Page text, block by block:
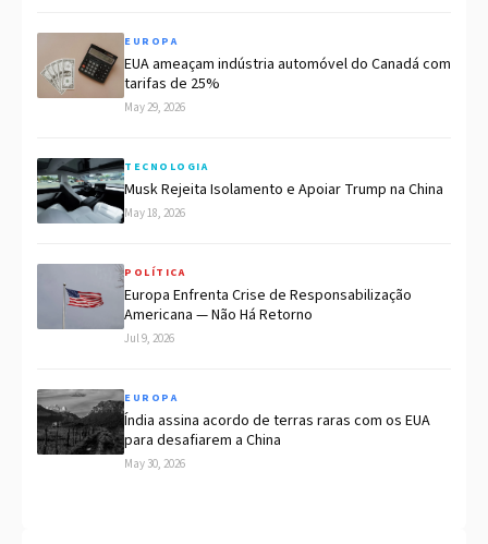
EUROPA
EUA ameaçam indústria automóvel do Canadá com
tarifas de 25%
May 29, 2026
TECNOLOGIA
Musk Rejeita Isolamento e Apoiar Trump na China
May 18, 2026
POLÍTICA
Europa Enfrenta Crise de Responsabilização
Americana — Não Há Retorno
Jul 9, 2026
EUROPA
Índia assina acordo de terras raras com os EUA
para desafiarem a China
May 30, 2026